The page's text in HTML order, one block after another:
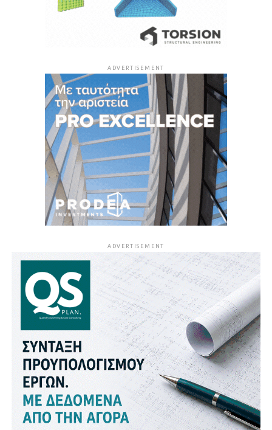
ADVERTISEMENT
ADVERTISEMENT